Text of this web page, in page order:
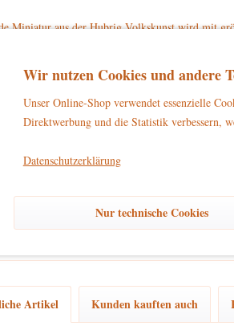
Miniatur aus der Hubrig Volkskunst wird mit
charmante Kunstwerk eignet sich perfekt
Liebsten zu teilen. Das kleine goldene Schild
und Sicherheitsinformationen:
unbeschwertes Dekorieren zu gewährleisten.
Artikel Kunden kauften auch
Wir nutzen Cookies und andere
Unser Online-Shop verwendet essenzielle
Direktwerbung und die Statistik verbessern,
Datenschutzerklärung
Nur technische Cookies